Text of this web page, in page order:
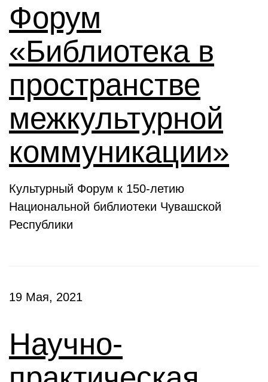
Форум
«Библиотека в
пространстве
межкультурной
коммуникации»
Культурный Форум к 150-летию
Национальной библиотеки Чувашской
Республики
19 Мая, 2021
Научно-